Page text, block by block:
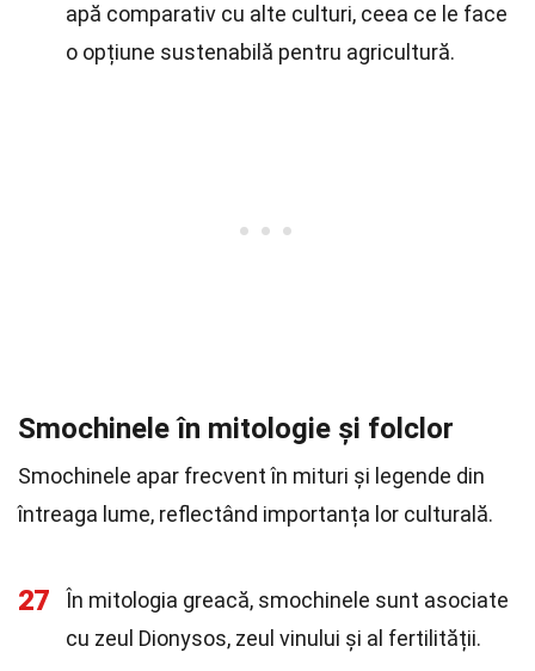
apă comparativ cu alte culturi, ceea ce le face
o opțiune sustenabilă pentru agricultură.
Smochinele în mitologie și folclor
Smochinele apar frecvent în mituri și legende din
întreaga lume, reflectând importanța lor culturală.
27
În mitologia greacă, smochinele sunt asociate
cu zeul Dionysos, zeul vinului și al fertilității.